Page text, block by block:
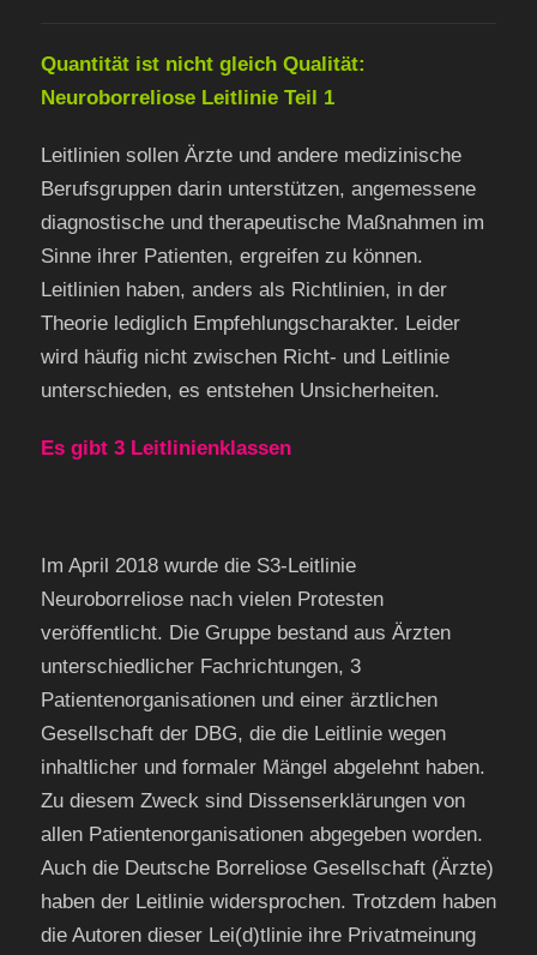
Quantität ist nicht gleich Qualität:
Neuroborreliose Leitlinie Teil 1
Leitlinien sollen Ärzte und andere medizinische
Berufsgruppen darin unterstützen, angemessene
diagnostische und therapeutische Maßnahmen im
Sinne ihrer Patienten, ergreifen zu können.
Leitlinien haben, anders als Richtlinien, in der
Theorie lediglich Empfehlungscharakter. Leider
wird häufig nicht zwischen Richt- und Leitlinie
unterschieden, es entstehen Unsicherheiten.
Es gibt 3 Leitlinienklassen
Im April 2018 wurde die S3-Leitlinie
Neuroborreliose nach vielen Protesten
veröffentlicht. Die Gruppe bestand aus Ärzten
unterschiedlicher Fachrichtungen, 3
Patientenorganisationen und einer ärztlichen
Gesellschaft der DBG, die die Leitlinie wegen
inhaltlicher und formaler Mängel abgelehnt haben.
Zu diesem Zweck sind Dissenserklärungen von
allen Patientenorganisationen abgegeben worden.
Auch die Deutsche Borreliose Gesellschaft (Ärzte)
haben der Leitlinie widersprochen. Trotzdem haben
die Autoren dieser Lei(d)tlinie ihre Privatmeinung